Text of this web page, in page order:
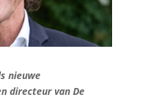
nieuwe
directeur van De